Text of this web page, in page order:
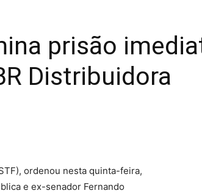
prisão
Distribuidora
ordenou nesta quinta-feira,
e ex-senador Fernando